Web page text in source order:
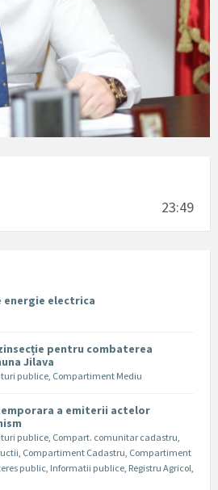
23:49
electrica
pentru combaterea
Jilava
publice, Compartiment Mediu
a emiterii actelor
publice, Compart. comunitar cadastru,
, Compartiment Cadastru, Compartiment
public, Informatii publice, Registru Agricol,